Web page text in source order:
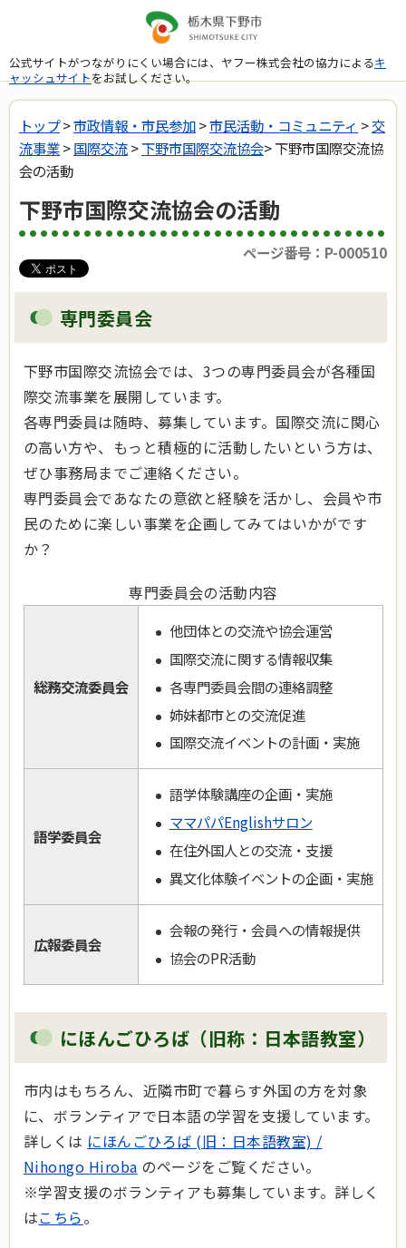
公式サイトがつながりにくい場合には、ヤフー株式会社の協力によるキ
ャッシュサイトをお試しください。
トップ>市政情報・市民参加>市民活動・コミュニティ >交
流事業>国際交流>下野市国際交流協会> 下野市国際交流協
会の活動
下野市国際交流協会の活動
ページ番号：P-000510
専門委員会
下野市国際交流協会では、3つの専門委員会が各種国
際交流事業を展開しています。
各専門委員は随時、募集しています。国際交流に関心
の高い方や、もっと積極的に活動したいという方は、
ぜひ事務局までご連絡ください。
専門委員会であなたの意欲と経験を活かし、会員や市
民のために楽しい事業を企画してみてはいかがです
か？
専門委員会の活動内容
総務交流委員会
他団体との交流や協会運営
国際交流に関する情報収集
各専門委員会間の連絡調整
姉妹都市との交流促進
国際交流イベントの計画・実施
語学委員会
語学体験講座の企画・実施
ママパパEnglishサロン
在住外国人との交流・支援
異文化体験イベントの企画・実施
広報委員会
会報の発行・会員への情報提供
協会のPR活動
にほんごひろば（旧称：日本語教室）
市内はもちろん、近隣市町で暮らす外国の方を対象
に、ボランティアで日本語の学習を支援しています。
詳しくは にほんごひろば (旧：日本語教室) /
Nihongo Hiroba のページをご覧ください。
※学習支援のボランティアも募集しています。詳しく
はこちら。